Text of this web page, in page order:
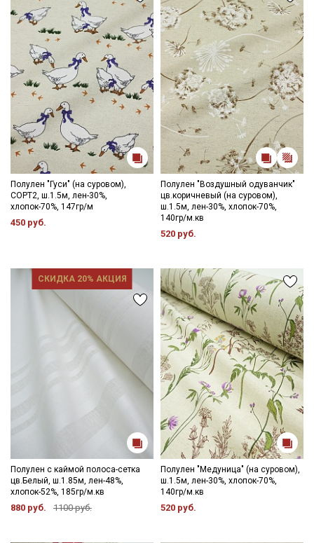
Полулен "Гуси" (на суровом),
СОРТ2, ш.1.5м, лен-30%,
хлопок-70%, 147гр/м
450 руб.
Полулен "Воздушный одуванчик"
цв.коричневый (на суровом),
ш.1.5м, лен-30%, хлопок-70%,
140гр/м.кв
520 руб.
СКИДКА 20% АКЦИЯ
Полулен с каймой полоса-сетка
цв.Белый, ш.1.85м, лен-48%,
хлопок-52%, 185гр/м.кв
880 руб. 1100 руб.
Полулен "Медуница" (на суровом),
ш.1.5м, лен-30%, хлопок-70%,
140гр/м.кв
520 руб.
Мы публикуем здесь дополнительные
промокоды и скидки до 30% на узкие
категории тканей
Электронная почта
Подписаться
Ознакомлен(а) с
Политикой обработки персональных
данныхи даю
Согласие на обработку персональных
данных
Согласие на получение рекламных и